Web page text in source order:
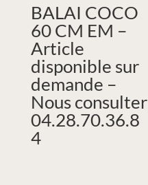
BALAI COCO
60 CM EM –
Article
disponible sur
demande –
Nous consulter
04.28.70.36.8
4